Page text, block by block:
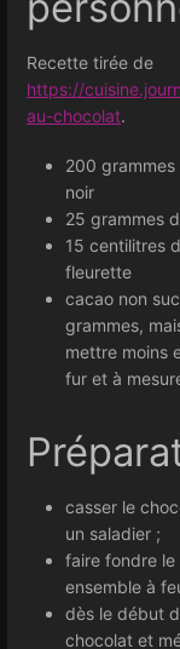
Recette tirée de
https://
au-chocolat.
200
noir
25 grammes
15 centilitres
fleurette
cacao non
grammes,
mettre moins
fur et à
casser le
un saladier ;
faire fondre
ensemble à
dès le début
chocolat et